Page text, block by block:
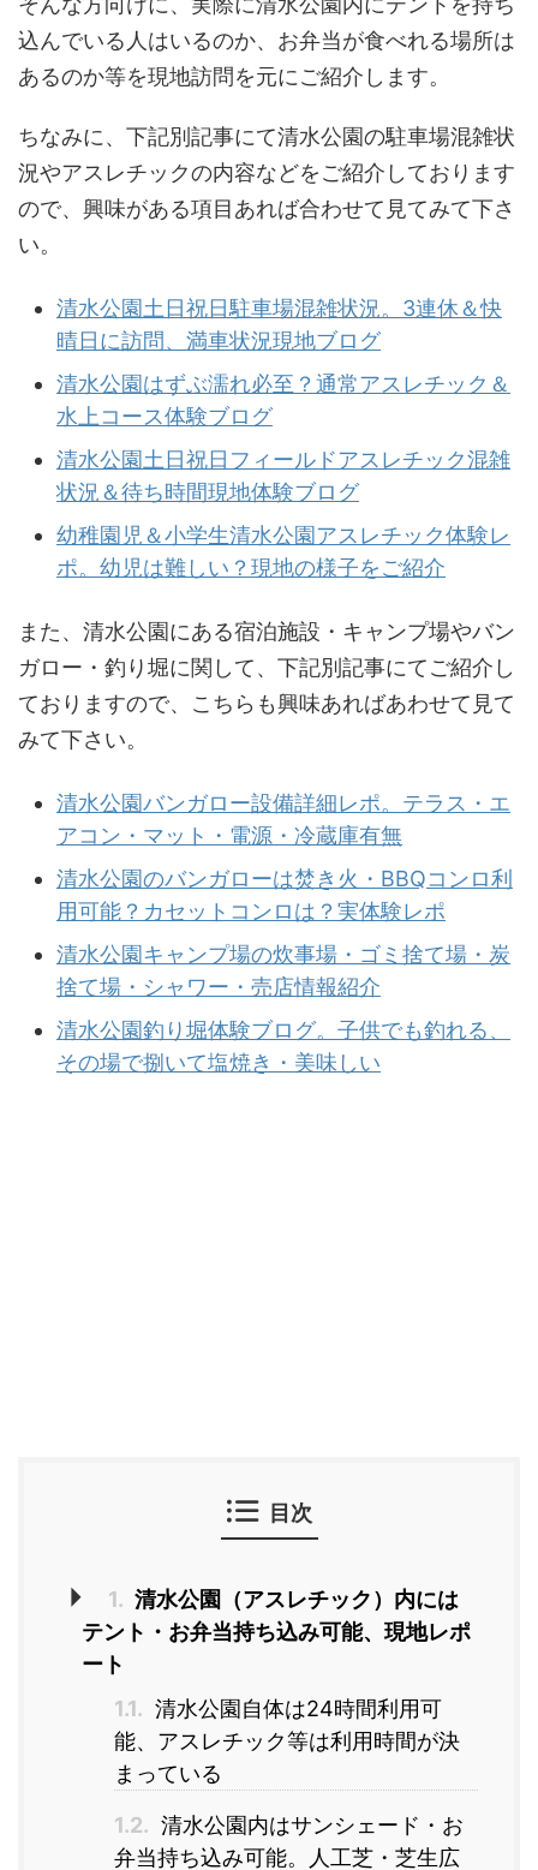
込んでいる人はいるのか、お弁当が食べれる場所は
あるのか等を現地訪問を元にご紹介します。
ちなみに、下記別記事にて清水公園の駐車場混雑状
況やアスレチックの内容などをご紹介しております
ので、興味がある項目あれば合わせて見てみて下さ
い。
清水公園土日祝日駐車場混雑状況。3連休＆快
晴日に訪問、満車状況現地ブログ
清水公園はずぶ濡れ必至？通常アスレチック＆
水上コース体験ブログ
清水公園土日祝日フィールドアスレチック混雑
状況＆待ち時間現地体験ブログ
幼稚園児＆小学生清水公園アスレチック体験レ
ポ。幼児は難しい？現地の様子をご紹介
また、清水公園にある宿泊施設・キャンプ場やバン
ガロー・釣り堀に関して、下記別記事にてご紹介し
ておりますので、こちらも興味あればあわせて見て
みて下さい。
清水公園バンガロー設備詳細レポ。テラス・エ
アコン・マット・電源・冷蔵庫有無
清水公園のバンガローは焚き火・BBQコンロ利
用可能？カセットコンロは？実体験レポ
清水公園キャンプ場の炊事場・ゴミ捨て場・炭
捨て場・シャワー・売店情報紹介
清水公園釣り堀体験ブログ。子供でも釣れる、
その場で捌いて塩焼き・美味しい
目次
1. 清水公園（アスレチック）内には
テント・お弁当持ち込み可能、現地レポ
ート
1.1. 清水公園自体は24時間利用可
能、アスレチック等は利用時間が決
まっている
1.2. 清水公園内はサンシェード・お
弁当持ち込み可能。人工芝・芝生広